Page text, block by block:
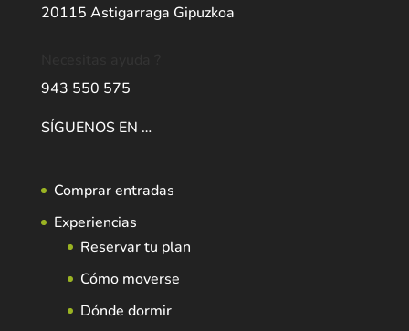
20115 Astigarraga Gipuzkoa
943 550 575
SÍGUENOS EN …
Comprar entradas
Experiencias
Reservar tu plan
Cómo moverse
Dónde dormir